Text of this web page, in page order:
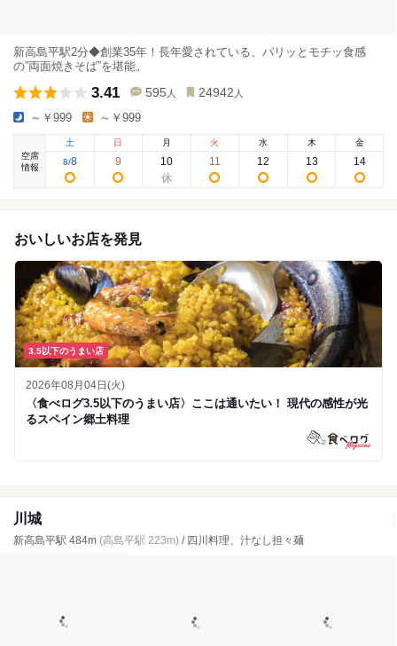
新高島平駅2分◆創業35年！長年愛されている、パリッとモチッ食感
の”両面焼きそば”を堪能。
3.41 595 人 24942 人
～￥999 ～￥999
空席
情報
土
8/8
日
9
月
10
火
11
水
12
木
13
金
14
おいしいお店を発見
3.5以下のうまい店
2026年08月04日(火)
〈食べログ3.5以下のうまい店〉ここは通いたい！ 現代の感性が光
るスペイン郷土料理
川城
新高島平駅 484m (高島平駅 223m) / 四川料理、汁なし担々麺